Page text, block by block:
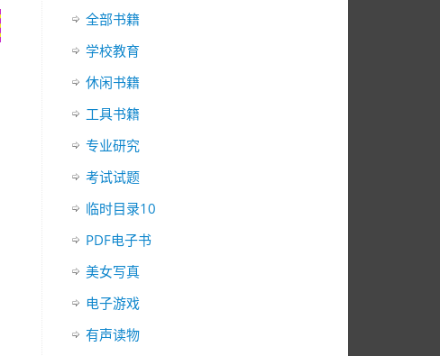
全部书籍
学校教育
休闲书籍
工具书籍
专业研究
考试试题
临时目录10
PDF电子书
美女写真
电子游戏
有声读物